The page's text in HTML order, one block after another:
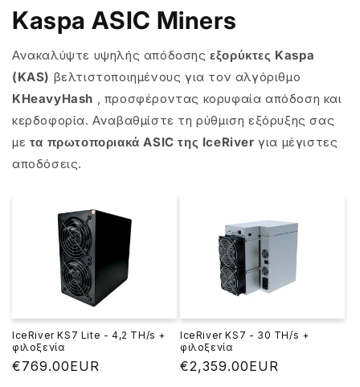
Kaspa ASIC Miners
Ανακαλύψτε υψηλής απόδοσηςεξορύκτες Kaspa
(KAS) βελτιστοποιημένους για τον αλγόριθμο
KHeavyHash , προσφέροντας κορυφαία απόδοση και
κερδοφορία. Αναβαθμίστε τη ρύθμιση εξόρυξης σας
με τα πρωτοποριακά ASIC της IceRiver για μέγιστες
αποδόσεις.
IceRiver KS7 Lite - 4,2 TH/s +
φιλοξενία
Κανονική
€769.00EUR
IceRiver KS7 - 30 TH/s +
φιλοξενία
Κανονική
€2,359.00EUR